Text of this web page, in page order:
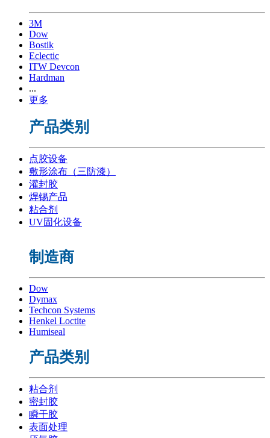
3M
Dow
Bostik
Eclectic
ITW Devcon
Hardman
...
更多
产品类别
点胶设备
敷形涂布（三防漆）
灌封胶
焊锡产品
粘合剂
UV固化设备
制造商
Dow
Dymax
Techcon Systems
Henkel Loctite
Humiseal
产品类别
粘合剂
密封胶
瞬干胶
表面处理